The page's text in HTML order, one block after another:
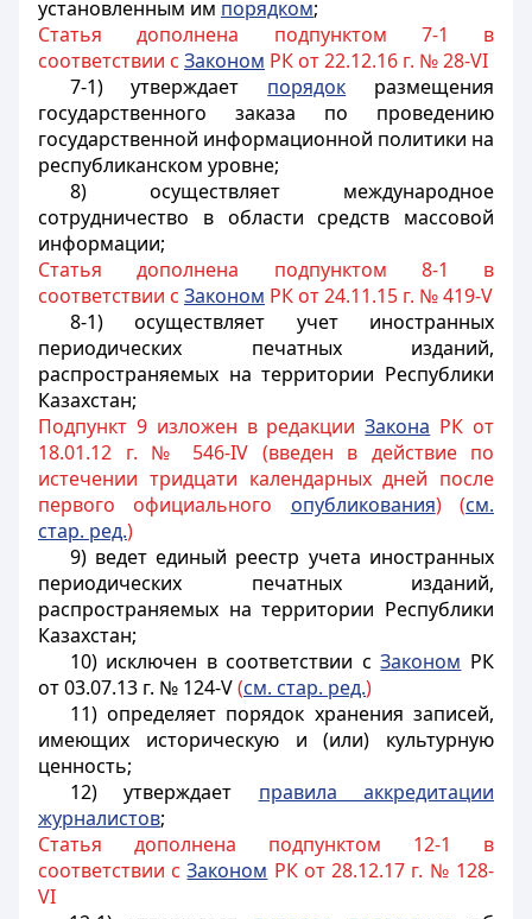
установленным им порядком;
Статья дополнена подпунктом 7-1 в
соответствии с Законом РК от 22.12.16 г. № 28-VI
7-1) утверждает порядок размещения
государственного заказа по проведению
государственной информационной политики на
республиканском уровне;
8) осуществляет международное
сотрудничество в области средств массовой
информации;
Статья дополнена подпунктом 8-1 в
соответствии с Законом РК от 24.11.15 г. № 419-V
8-1) осуществляет учет иностранных
периодических печатных изданий,
распространяемых на территории Республики
Казахстан;
Подпункт 9 изложен в редакцииЗакона РК от
18.01.12 г. № 546-IV (введен в действие по
истечении тридцати календарных дней после
первого официального опубликования) (см.
стар. ред.)
9) ведет единый реестр учета иностранных
периодических печатных изданий,
распространяемых на территории Республики
Казахстан;
10) исключен в соответствии сЗаконом РК
от 03.07.13 г. № 124-V(см. стар. ред.)
11) определяет порядок хранения записей,
имеющих историческую и (или) культурную
ценность;
12) утверждает правила аккредитации
журналистов;
Статья дополнена подпунктом 12-1 в
соответствии сЗаконом РК от 28.12.17 г. № 128-
VI